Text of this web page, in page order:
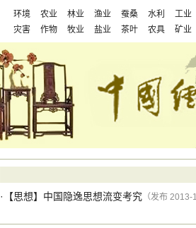
环境 农业 林业 渔业 蚕桑 水利
工业
灾害
作物 牧业 盐业 茶叶 农具 矿业
·【思想】 中国隐逸思想流变考究 （发布